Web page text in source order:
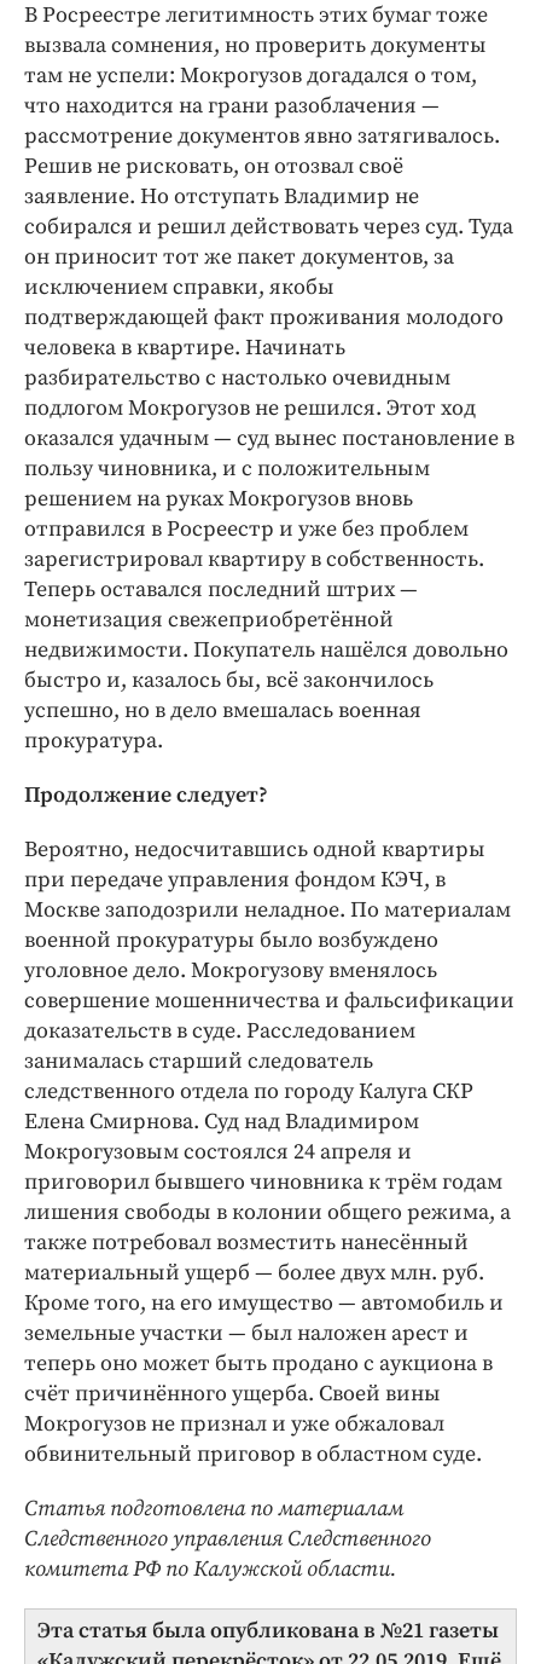
В Росреестре легитимность этих бумаг тоже
вызвала сомнения, но проверить документы
там не успели: Мокрогузов догадался о том,
что находится на грани разоблачения —
рассмотрение документов явно затягивалось.
Решив не рисковать, он отозвал своё
заявление. Но отступать Владимир не
собирался и решил действовать через суд. Туда
он приносит тот же пакет документов, за
исключением справки, якобы
подтверждающей факт проживания молодого
человека в квартире. Начинать
разбирательство с настолько очевидным
подлогом Мокрогузов не решился. Этот ход
оказался удачным — суд вынес постановление в
пользу чиновника, и с положительным
решением на руках Мокрогузов вновь
отправился в Росреестр и уже без проблем
зарегистрировал квартиру в собственность.
Теперь оставался последний штрих —
монетизация свежеприоб­ретённой
недвижимости. Покупатель нашёлся довольно
быстро и, казалось бы, всё закончилось
успешно, но в дело вмешалась военная
прокуратура.
Продолжение следует?
Вероятно, недосчитавшись одной квартиры
при передаче управления фондом КЭЧ, в
Москве заподозрили неладное. По материалам
военной прокуратуры было возбуждено
уголовное дело. Мокрогузову вменялось
совершение мошенничества и фальсификации
доказательств в суде. Расследованием
занималась старший следователь
следственного отдела по городу Калуга СКР
Елена Смирнова. Суд над Владимиром
Мокрогузовым состоялся 24 апреля и
приговорил бывшего чиновника к трём годам
лишения свободы в колонии общего режима, а
также потребовал возместить нанесённый
материальный ущерб — более двух млн. руб.
Кроме того, на его имущество — автомобиль и
земельные участки — был наложен арест и
теперь оно может быть продано с аукциона в
счёт причинённого ущерба. Своей вины
Мокрогузов не признал и уже обжаловал
обвинительный приговор в областном суде.
Статья подготовлена по материалам
Следственного управления Следственного
комитета РФ по Калужской области.
Эта статья была опубликована в №21 газеты